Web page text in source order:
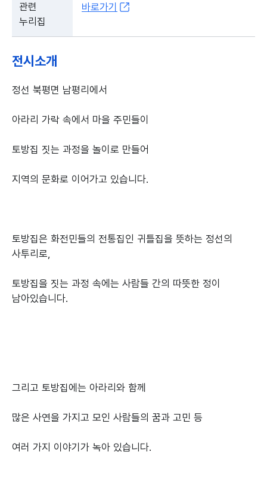
관련
누리집
바로가기
전시소개
정선 북평면 남평리에서
아라리 가락 속에서 마을 주민들이
토방집 짓는 과정을 놀이로 만들어
지역의 문화로 이어가고 있습니다.
토방집은 화전민들의 전통집인 귀틀집을 뜻하는 정선의
사투리로,
토방집을 짓는 과정 속에는 사람들 간의 따뜻한 정이
남아있습니다.
그리고 토방집에는 아라리와 함께
많은 사연을 가지고 모인 사람들의 꿈과 고민 등
여러 가지 이야기가 녹아 있습니다.